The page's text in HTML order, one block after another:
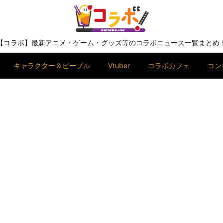
【コラボ】最新アニメ・ゲーム・グッズ等のコラボニュース一覧まとめ！
キャラクター＆ピープル Vtuber コラボカフェ コ